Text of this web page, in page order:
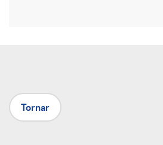
a
X
Tornar